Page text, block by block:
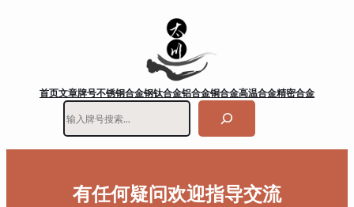
首页文章牌号不锈钢合金钢钛合金铝合金铜合金高温合金精密合金
有任何疑问欢迎指导交流